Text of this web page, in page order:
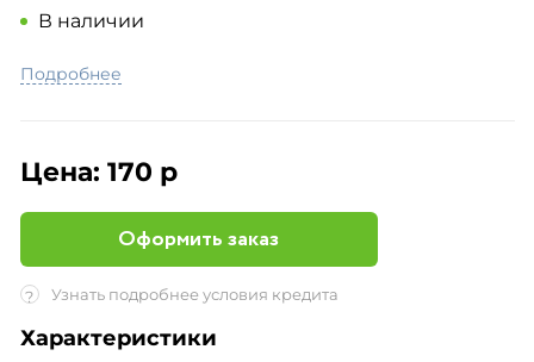
В наличии
Подробнее
Цена: 170 р
Оформить заказ
? Узнать подробнее условия кредита
Характеристики